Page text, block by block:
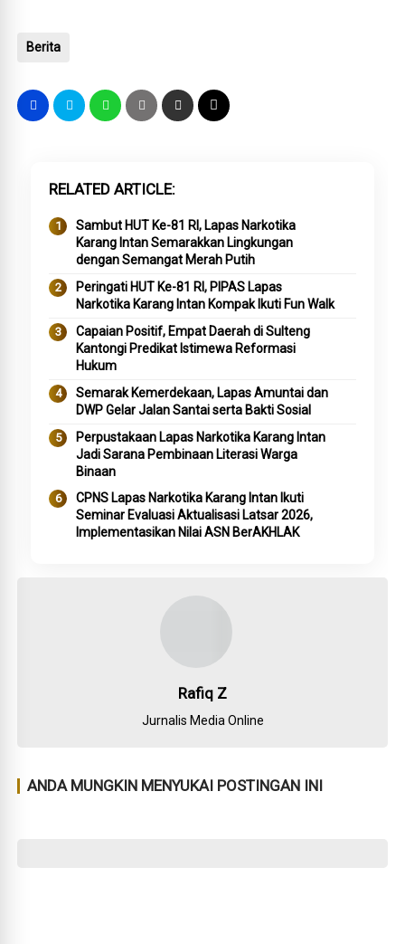
Berita
RELATED ARTICLE
Sambut HUT Ke-81 RI, Lapas Narkotika
Karang Intan Semarakkan Lingkungan
dengan Semangat Merah Putih
Peringati HUT Ke-81 RI, PIPAS Lapas
Narkotika Karang Intan Kompak Ikuti Fun Walk
Capaian Positif, Empat Daerah di Sulteng
Kantongi Predikat Istimewa Reformasi
Hukum
Semarak Kemerdekaan, Lapas Amuntai dan
DWP Gelar Jalan Santai serta Bakti Sosial
Perpustakaan Lapas Narkotika Karang Intan
Jadi Sarana Pembinaan Literasi Warga
Binaan
CPNS Lapas Narkotika Karang Intan Ikuti
Seminar Evaluasi Aktualisasi Latsar 2026,
Implementasikan Nilai ASN BerAKHLAK
Rafiq Z
Jurnalis Media Online
ANDA MUNGKIN MENYUKAI POSTINGAN INI